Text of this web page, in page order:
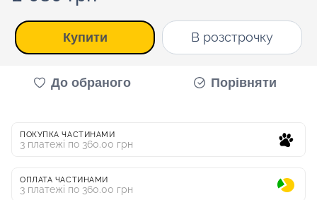
Купити В розстрочку
До обраного Порівняти
ПОКУПКА ЧАСТИНАМИ
3 платежі по 360.00 грн
ОПЛАТА ЧАСТИНАМИ
3 платежі по 360.00 грн